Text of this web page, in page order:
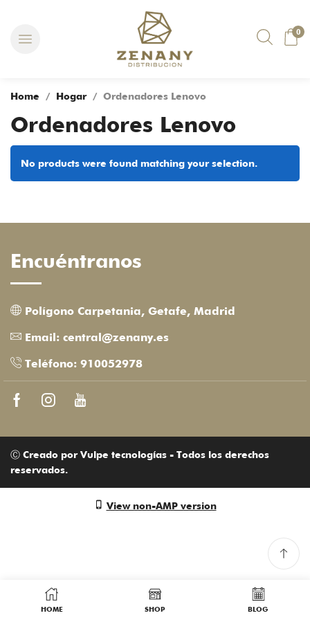
0
Home / Hogar/ Ordenadores Lenovo
Ordenadores Lenovo
No products were found matching your selection.
Encuéntranos
Polígono Carpetania, Getafe, Madrid
Email: central@zenany.es
Teléfono: 910052978
FacebookInstagram
Ⓒ Creado por Vulpe tecnologías - Todos los derechos
reservados.
View non-AMP version
HOME SHOP BLOG